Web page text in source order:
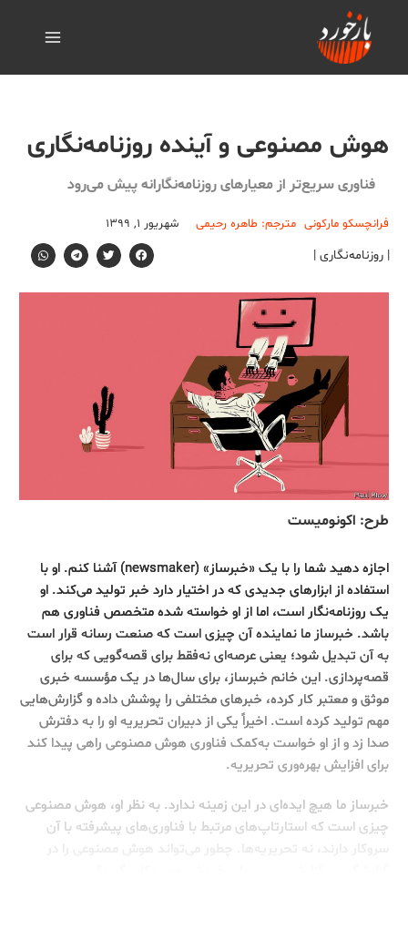
هوش مصنوعی و آینده روزنامه‌نگاری
فناوری سریع‌تر از معیارهای روزنامه‌نگارانه پیش می‌رود
فرانچسکو مارکونی مترجم: طاهره رحیمی شهریور ۱, ۱۳۹۹
| روزنامه‌نگاری |
طرح: اکونومیست
اجازه دهید شما را با یک «خبرساز» (newsmaker) آشنا کنم. او با
استفاده از ابزارهای جدیدی که در اختیار دارد خبر تولید می‌کند. او
یک روزنامه‌نگار است، اما از او خواسته شده متخصص فناوری‌ هم
باشد. خبرساز ما نماینده آن چیزی است که صنعت رسانه قرار است
به آن تبدیل شود؛ یعنی عرصه‌ای نه‌فقط برای قصه‌گویی که برای
قصه‌پردازی. این خانم خبرساز، برای سال‌ها در یک مؤسسه خبری
موثق و معتبر کار کرده‌، خبرهای مختلفی را پوشش داده و گزارش‌هایی
مهم تولید کرده است. اخیراً یکی از دبیران تحریریه او را به دفترش
صدا زد و از او خواست به‌کمک فناوری هوش مصنوعی راهی پیدا کند
برای افزایش بهره‌وری تحریریه.
خبرساز ما هیچ ایده‌ای در این زمینه ندارد. به نظر او، هوش مصنوعی
چیزی است که استارتاپ‌های مرتبط با فناوری‌های پیشرفته با آن